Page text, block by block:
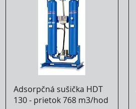
Adsorpčná sušička HDT
130 - prietok 768 m3/hod